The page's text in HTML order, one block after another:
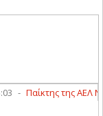
Παίκτης της ΑΕΛ